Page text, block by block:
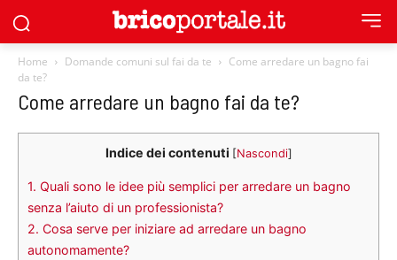
Home Domande comuni sul fai da te
Come arredare un bagno fai
da te?
Come arredare un bagno fai da te?
Indice dei contenuti [Nascondi]
1. Quali sono le idee più semplici per arredare un bagno
senza l’aiuto di un professionista?
2. Cosa serve per iniziare ad arredare un bagno
autonomamente?